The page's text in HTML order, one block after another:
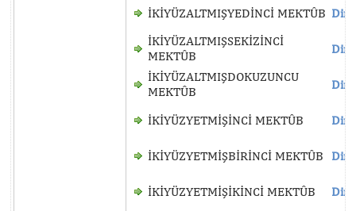
İKİYÜZALTMIŞYEDİNCİ MEKTÛB
İKİYÜZALTMIŞSEKİZİNCİ
MEKTÛB
İKİYÜZALTMIŞDOKUZUNCU
MEKTÛB
İKİYÜZYETMİŞİNCİ MEKTÛB
İKİYÜZYETMİŞBİRİNCİ MEKTÛB
İKİYÜZYETMİŞİKİNCİ MEKTÛB